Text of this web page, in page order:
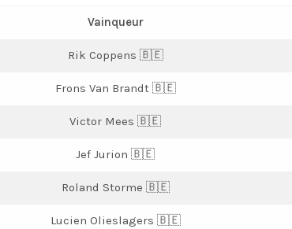
Vainqueur
Rik Coppens 🇧🇪
Frons Van Brandt 🇧🇪
Victor Mees 🇧🇪
Jef Jurion 🇧🇪
Roland Storme 🇧🇪
Lucien Olieslagers 🇧🇪